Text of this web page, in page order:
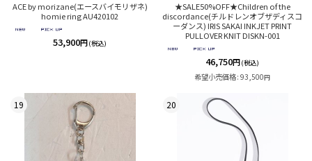
ACE by morizane(エースバイモリザネ)
homie ring AU420102
53,900円(税込)
★SALE50%OFF★Children of the
discordance(チルドレンオブザディスコ
ーダンス) IRIS SAKAI INKJET PRINT
PULLOVER KNIT DISKN-001
46,750円(税込)
希望小売価格: 93,500円
19 20